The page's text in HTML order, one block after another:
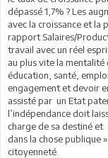
dépassé 1,7% ? Les
avec la croissance et la
rapport Salaires/
travail avec un réel
au plus vite la
éducation, santé,
engagement et devoir
assisté par un Etat
l’indépendance doit
charge de sa destiné
dans la chose publique
citoyenneté.